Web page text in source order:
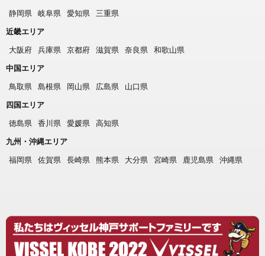
静岡県
岐阜県 愛知県
三重県
近畿エリア
大阪府
兵庫県 京都府 滋賀県 奈良県
和歌山県
中国エリア
鳥取県
島根県 岡山県 広島県
山口県
四国エリア
徳島県
香川県 愛媛県
高知県
九州・沖縄エリア
福岡県
佐賀県 長崎県 熊本県 大分県 宮崎県 鹿児島県 沖縄県